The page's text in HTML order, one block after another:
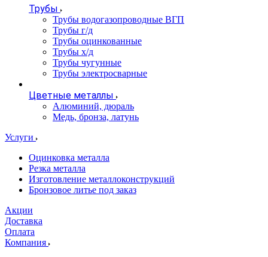
Трубы
Трубы водогазопроводные ВГП
Трубы г/д
Трубы оцинкованные
Трубы х/д
Трубы чугунные
Трубы электросварные
Цветные металлы
Алюминий, дюраль
Медь, бронза, латунь
Услуги
Оцинковка металла
Резка металла
Изготовление металлоконструкций
Бронзовое литье под заказ
Акции
Доставка
Оплата
Компания